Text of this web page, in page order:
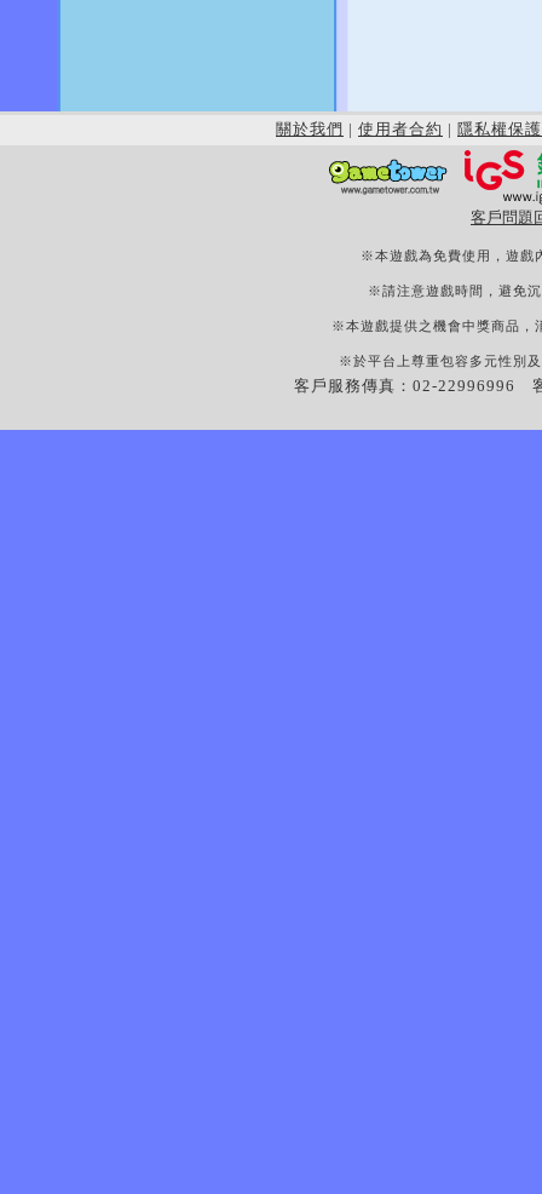
關於我們 | 使用者合約 | 隱私權保護
客戶問題
※本遊戲為免費使用，遊戲
※請注意遊戲時間，避免
※本遊戲提供之機會中獎商品，
※於平台上尊重包容多元性別
客戶服務傳真：02-22996996